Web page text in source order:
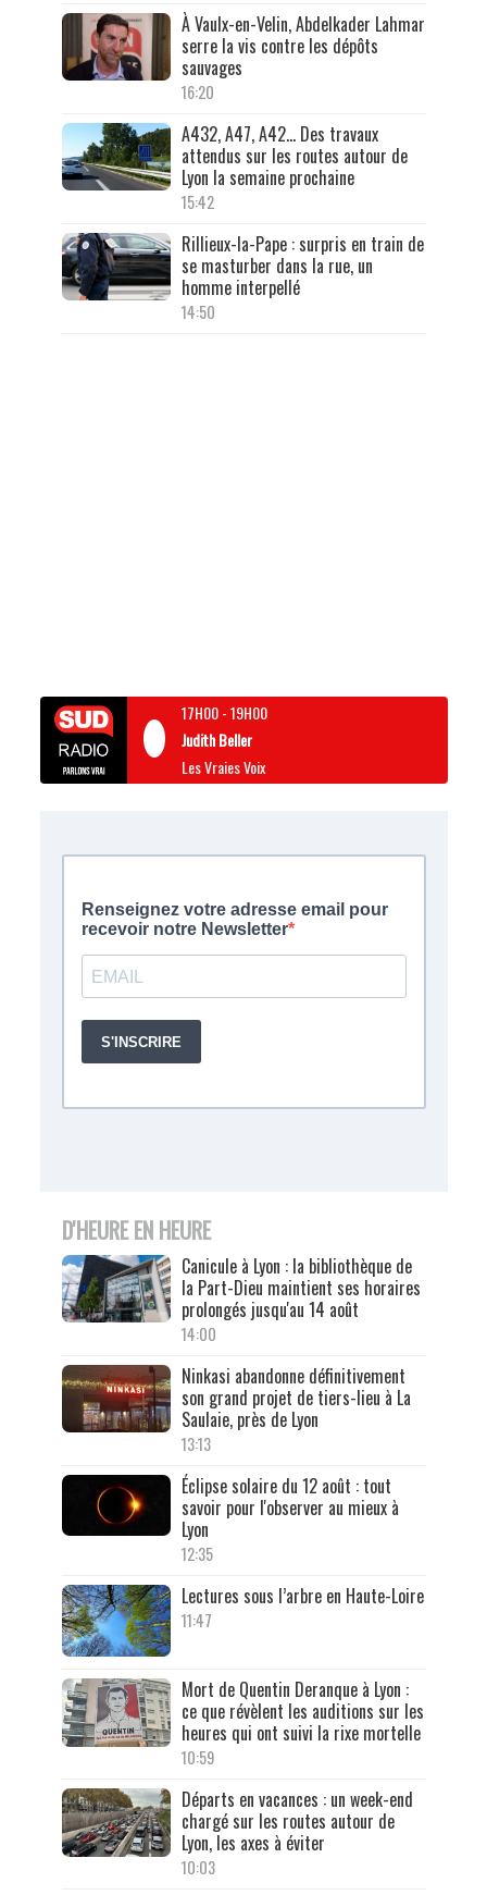
À Vaulx-en-Velin, Abdelkader Lahmar
serre la vis contre les dépôts
sauvages
16:20
A432, A47, A42… Des travaux
attendus sur les routes autour de
Lyon la semaine prochaine
15:42
Rillieux-la-Pape : surpris en train de
se masturber dans la rue, un
homme interpellé
14:50
17H00-19H00
Judith Beller
Les Vraies Voix
D'HEURE EN HEURE
Canicule à Lyon : la bibliothèque de
la Part-Dieu maintient ses horaires
prolongés jusqu'au 14 août
14:00
Ninkasi abandonne définitivement
son grand projet de tiers-lieu à La
Saulaie, près de Lyon
13:13
Éclipse solaire du 12 août : tout
savoir pour l'observer au mieux à
Lyon
12:35
Lectures sous l’arbre en Haute-Loire
11:47
Mort de Quentin Deranque à Lyon :
ce que révèlent les auditions sur les
heures qui ont suivi la rixe mortelle
10:59
Départs en vacances : un week-end
chargé sur les routes autour de
Lyon, les axes à éviter
10:03